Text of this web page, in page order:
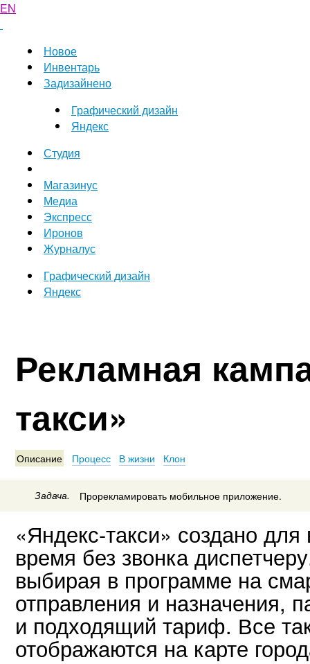
EN
Новое
Инвентарь
Задизайнено
Графический дизайн
Яндекс
Студия
Магазинус
Медиа
Экспресс
Иронов
Журналус
Графический дизайн
Яндекс
Рекламная
такси»
Описание Процесс В жизни Клон
Задача. Прорекламировать мобильное приложение.
«Яндекс-такси» создано
время без звонка
выбирая в программе на
отправления и назначения,
и подходящий тариф. Все
отображаются на карте